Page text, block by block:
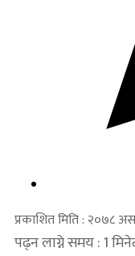
प्रकाशित मिति : २०७८
पढ्न लाग्ने समय : 1